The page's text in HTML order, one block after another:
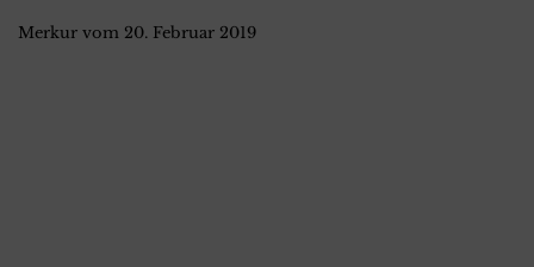
Merkur vom 20. Februar 2019